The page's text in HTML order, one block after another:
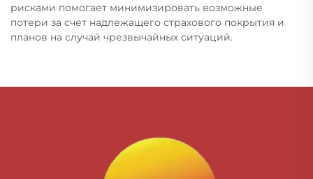
рисками помогает минимизировать возможные
потери за счет надлежащего страхового покрытия и
планов на случай чрезвычайных ситуаций.